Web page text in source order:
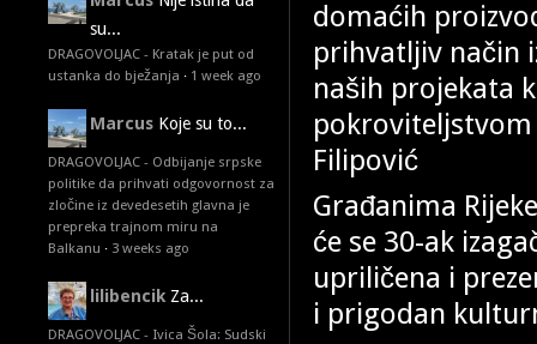
su...
DRAGOVOLJAC - Kratak je put od
ustanka do bježanja · 1 week ago
Marcus Koje su to...
DRAGOVOLJAC - Odbijanje srpske
politike da prihvati odgovornost za
zločine iz devedesetih glavna je
prepreka trajnom miru na
Balkanu · 3 weeks ago
lilibencik Za...
DRAGOVOLJAC - Ivica Šola: Sudski
domaćih
prihvatljiv način
naših projekata
pokroviteljstvom
Filipović
Građanima
će se 30-ak
upriličena i
i prigodan